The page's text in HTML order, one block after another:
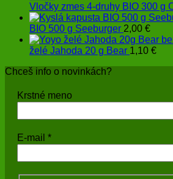
Vločky zmes 4-druhy BIO 300 g
BIO 500 g Seeburger 2,00 €
želé Jahoda 20 g Bear 1,10 €
Chceš info o novinkách?
Krstné meno
E-mail *